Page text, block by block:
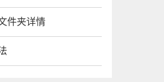
件夹详情